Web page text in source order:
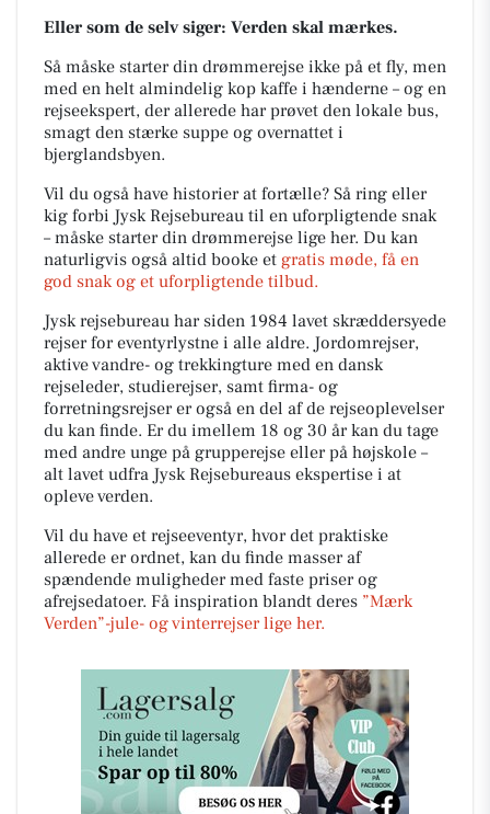
Eller som de selv siger: Verden skal mærkes.
Så måske starter din drømmerejse ikke på et fly, men
med en helt almindelig kop kaffe i hænderne – og en
rejseekspert, der allerede har prøvet den lokale bus,
smagt den stærke suppe og overnattet i
bjerglandsbyen.
Vil du også have historier at fortælle? Så ring eller
kig forbi Jysk Rejsebureau til en uforpligtende snak
– måske starter din drømmerejse lige her. Du kan
naturligvis også altid booke et gratis møde, få en
god snak og et uforpligtende tilbud.
Jysk rejsebureau har siden 1984 lavet skræddersyede
rejser for eventyrlystne i alle aldre. Jordomrejser,
aktive vandre- og trekkingture med en dansk
rejseleder, studierejser, samt firma- og
forretningsrejser er også en del af de rejseoplevelser
du kan finde. Er du imellem 18 og 30 år kan du tage
med andre unge på grupperejse eller på højskole –
alt lavet udfra Jysk Rejsebureaus ekspertise i at
opleve verden.
Vil du have et rejseeventyr, hvor det praktiske
allerede er ordnet, kan du finde masser af
spændende muligheder med faste priser og
afrejsedatoer. Få inspiration blandt deres ”Mærk
Verden”-jule- og vinterrejser lige her.